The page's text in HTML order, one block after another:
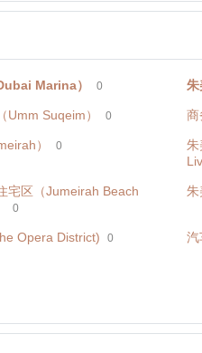
Marina） 0 朱
Umm Suqeim） 0 商
） 0
朱
宅区（Jumeirah Beach
0
朱
Opera District) 0 汽